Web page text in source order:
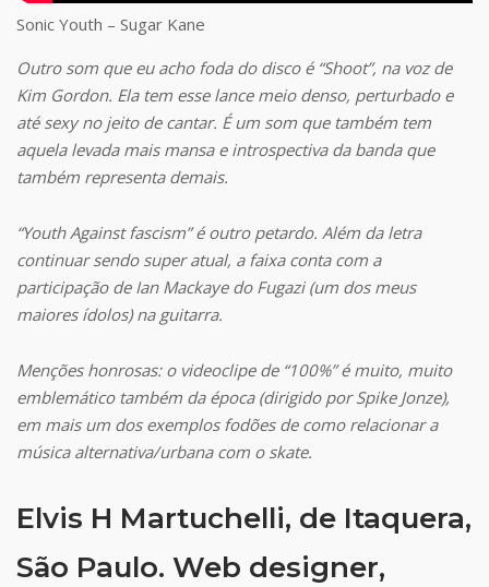
Sonic Youth – Sugar Kane
Outro som que eu acho foda do disco é “Shoot”, na voz de
Kim Gordon. Ela tem esse lance meio denso, perturbado e
até sexy no jeito de cantar. É um som que também tem
aquela levada mais mansa e introspectiva da banda que
também representa demais.
“Youth Against fascism” é outro petardo. Além da letra
continuar sendo super atual, a faixa conta com a
participação de Ian Mackaye do Fugazi (um dos meus
maiores ídolos) na guitarra.
Menções honrosas: o videoclipe de “100%” é muito, muito
emblemático também da época (dirigido por Spike Jonze),
em mais um dos exemplos fodões de como relacionar a
música alternativa/urbana com o skate.
Elvis H Martuchelli, de Itaquera,
São Paulo. Web designer,